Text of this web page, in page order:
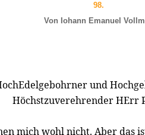
98.
Von Iohann Emanuel
und
Höchstzuverehrender HErr
mich wohl nicht. Aber das